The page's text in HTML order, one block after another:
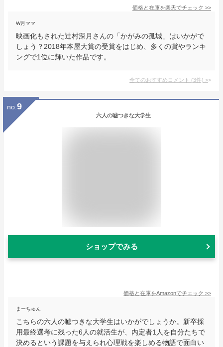
価格と在庫を楽天でチェック >>
W月ママ
映画化もされた辻村深月さんの「かがみの孤城」はいかがで
しょう？2018年本屋大賞の受賞をはじめ、多くの賞やランキ
ングで1位に輝いた作品です。
全てのおすすめコメント (3件) >
no. 9
六人の嘘つきな大学生
ショップでみる
価格と在庫をAmazonでチェック >>
まーちゅん
こちらの六人の嘘つきな大学生はいかがでしょうか。新卒採
用最終選考に残った6人の就活生が、内定者1人を自分たちで
決めるという課題を与えられ心理戦を楽しめる物語で面白い